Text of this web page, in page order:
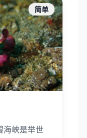
。阿尼洛靠
宾最方便的
简单
海峡是举世